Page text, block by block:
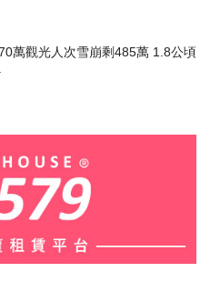
萬觀光人次雪崩剩485萬 1.8公頃